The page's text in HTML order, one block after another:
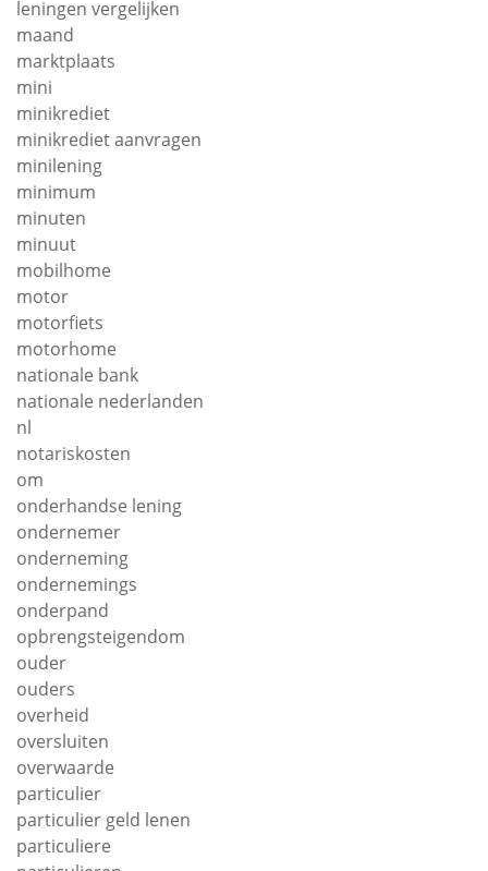
leningen vergelijken
maand
marktplaats
mini
minikrediet
minikrediet aanvragen
minilening
minimum
minuten
minuut
mobilhome
motor
motorfiets
motorhome
nationale bank
nationale nederlanden
nl
notariskosten
om
onderhandse lening
ondernemer
onderneming
ondernemings
onderpand
opbrengsteigendom
ouder
ouders
overheid
oversluiten
overwaarde
particulier
particulier geld lenen
particuliere